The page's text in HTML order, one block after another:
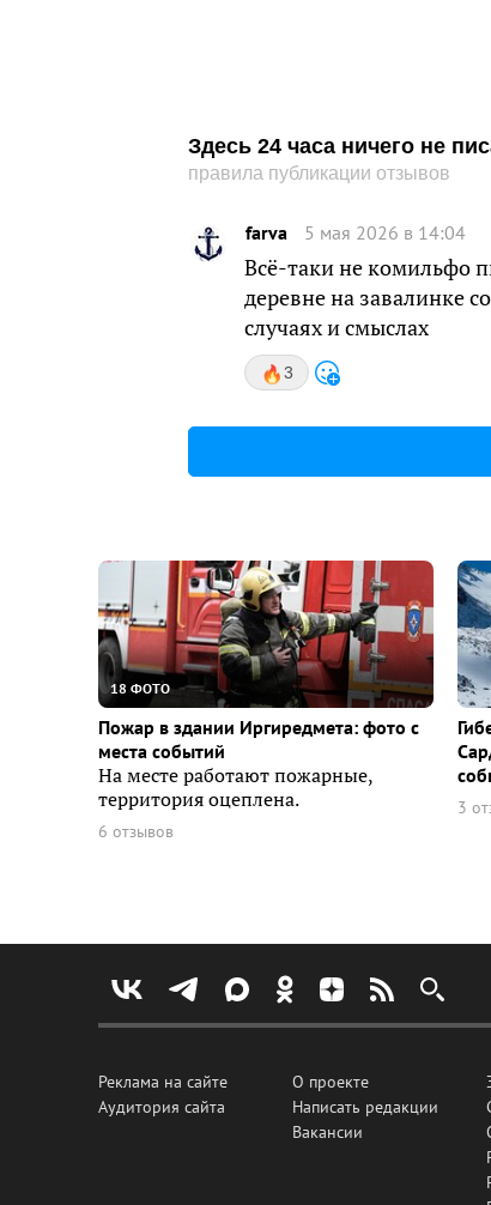
Здесь 24 часа ничего не
правила публикации отзывов
farva 5 мая 2026 в 14:04
Всё-таки не комильфо
деревне на завалинке
случаях и смыслах
3
18 ФОТО
Пожар в здании Иргиредмета: фото с
места событий
На месте работают пожарные,
территория оцеплена.
6 отзывов
3
Реклама на сайте
Аудитория сайта
О проекте
Написать редакции
Вакансии